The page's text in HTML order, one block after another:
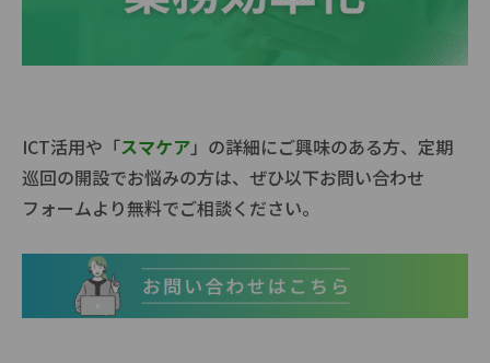
ICT活用や「スマケア」の詳細にご興味のある方、定期
巡回の開設でお悩みの方は、ぜひ以下お問い合わせ
フォームより無料でご相談ください。